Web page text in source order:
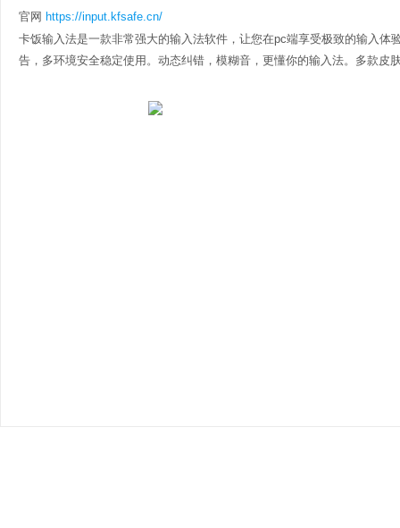
官网 https://input.kfsafe.cn/
卡饭输入法是一款非常强大的输入法软件，让您在pc端享受极致的输入体
告，多环境安全稳定使用。动态纠错，模糊音，更懂你的输入法。多款皮